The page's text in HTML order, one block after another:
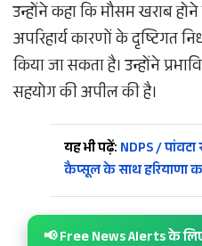
उन्होंने कहा कि मौसम खराब
अपरिहार्य कारणों के दृष्टिगत
किया जा सकता है। उन्होंने
सहयोग की अपील की है।
यह भी पढ़ें: NDPS /
कैप्सूल के साथ हरियाणा
📢 Free News Alerts के